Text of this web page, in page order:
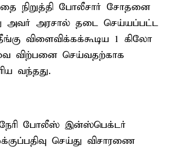
நிறுத்தி போலீசார் சோதனை
அவர் அரசால் தடை செய்யப்பட்ட
விளைவிக்கக்கூடிய 1 கிலோ
விற்பனை செய்வதற்காக
வந்தது.
போலீஸ் இன்ஸ்பெக்டர்
செய்து விசாரணை